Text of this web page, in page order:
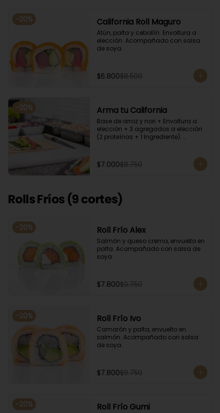
-20% California Roll Maguro
Atún, palta y cebollín. Envoltura a
elección. Acompañado con salsa
de soya.
$6.800$8.500
-20% Arma tu California
Base de arroz y nori + Envoltura a
elección + 3 agregados a elección
(2 proteínas + 1 Ingrediente).
$7.000$8.750
Rolls Fríos (9 cortes)
-20% Roll Frío Alex
Salmón y queso crema, envuelto en
palta. Acompañado con salsa de
soya.
$7.800$9.750
-20% Roll Frío Ivo
Camarón y palta, envuelto en
salmón. Acompañado con salsa
de soya.
$7.800$9.750
-20% Roll Frío Gumi